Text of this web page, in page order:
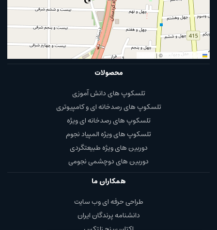
| © OpenStreetMap
محصولات
تلسکوپ های دانش آموزی
تلسکوپ های رصدخانه ای و کامپیوتری
تلسکوپ های رصدخانه ای ویژه
تلسکوپ های ویژه المپیاد نجوم
دوربین های ویژه طبیعتگردی
دوربین های دوچشمی نجومی
همکاران ما
طراحی حرفه ای وب سایت
دانشنامه پرندگان ایران